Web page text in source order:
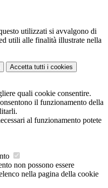
utilizzati si avvalgono di
utili alle finalità illustrate nella
Accetta tutti i cookies
quali cookie consentire.
il funzionamento della
al funzionamento potete
non possono essere
nella pagina della cookie